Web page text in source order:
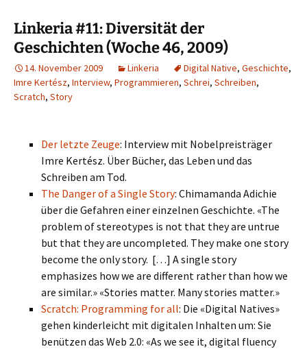
Linkeria #11: Diversität der
Geschichten (Woche 46, 2009)
14. November 2009 Linkeria Digital Native, Geschichte,
Imre Kertész, Interview, Programmieren, Schrei, Schreiben,
Scratch, Story
Der letzte Zeuge: Interview mit Nobelpreisträger
Imre Kertész. Über Bücher, das Leben und das
Schreiben am Tod.
The Danger of a Single Story: Chimamanda Adichie
über die Gefahren einer einzelnen Geschichte. «The
problem of stereotypes is not that they are untrue
but that they are uncompleted. They make one story
become the only story. […] A single story
emphasizes how we are different rather than how we
are similar.» «Stories matter. Many stories matter.»
Scratch: Programming for all: Die «Digital Natives»
gehen kinderleicht mit digitalen Inhalten um: Sie
benützen das Web 2.0: «As we see it, digital fluency